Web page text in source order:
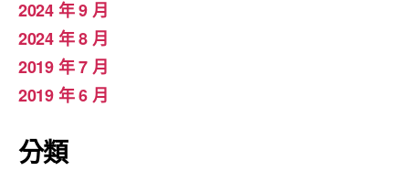
2024 年 9 月
2024 年 8 月
2019 年 7 月
2019 年 6 月
分類